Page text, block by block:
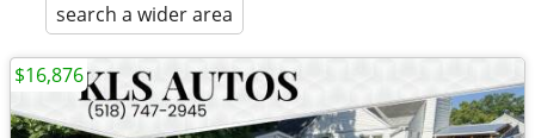
search a wider area
$16,876